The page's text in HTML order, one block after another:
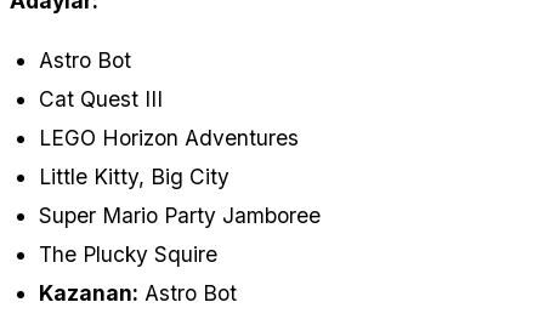
Astro Bot
Cat Quest III
LEGO Horizon Adventures
Little Kitty, Big City
Super Mario Party Jamboree
The Plucky Squire
Kazanan: Astro Bot